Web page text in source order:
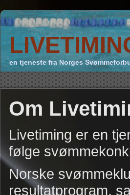
en tjeneste fra Norges
Om
Livetiming er en
følge
Norske
resultatprogram,